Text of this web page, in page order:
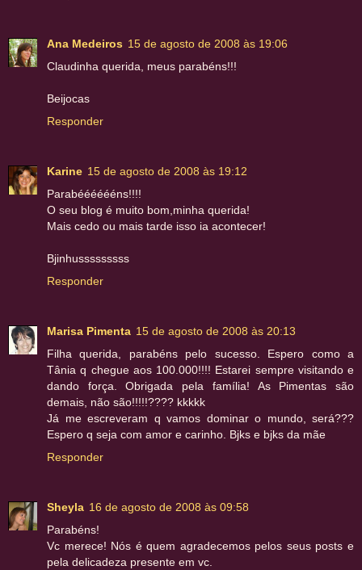
Ana Medeiros 15 de agosto de 2008 às 19:06
Claudinha querida, meus parabéns!!!
Beijocas
Responder
Karine 15 de agosto de 2008 às 19:12
Parabééééééns!!!!
O seu blog é muito bom,minha querida!
Mais cedo ou mais tarde isso ia acontecer!
Bjinhusssssssss
Responder
Marisa Pimenta 15 de agosto de 2008 às 20:13
Filha querida, parabéns pelo sucesso. Espero como a
Tânia q chegue aos 100.000!!!! Estarei sempre visitando e
dando força. Obrigada pela família! As Pimentas são
demais, não são!!!!!???? kkkkk
Já me escreveram q vamos dominar o mundo, será???
Espero q seja com amor e carinho. Bjks e bjks da mãe
Responder
Sheyla 16 de agosto de 2008 às 09:58
Parabéns!
Vc merece! Nós é quem agradecemos pelos seus posts e
pela delicadeza presente em vc.